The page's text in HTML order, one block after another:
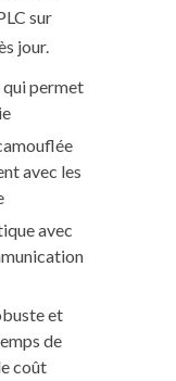
sur
jour.
qui permet
avec les
avec
et
de
coût